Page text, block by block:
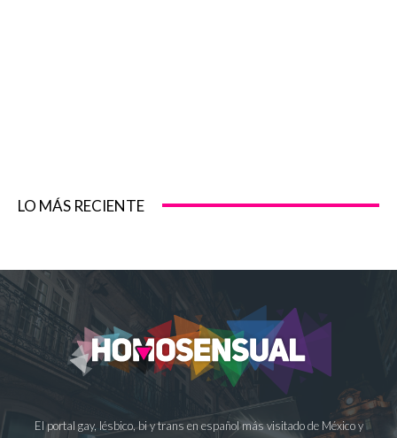
LO MÁS RECIENTE
El portal gay, lésbico, bi y trans en español más visitado de México y